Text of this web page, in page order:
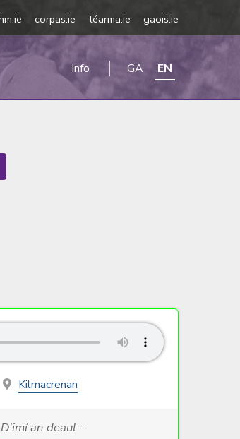
corpas.ie téarma.ie gaois.ie
Info GA EN
Kilmacrenan
D'imí an deaul ···